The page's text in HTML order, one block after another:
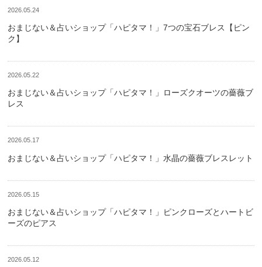
2026.05.24
おまじない＆占いショップ「ハピタマ！」7つの宝石ブレス【ピン
ク】
2026.05.22
おまじない＆占いショップ「ハピタマ！」ローズクオーツの薔薇ブ
レス
2026.05.17
おまじない＆占いショップ「ハピタマ！」水晶の薔薇ブレスレット
2026.05.15
おまじない＆占いショップ「ハピタマ！」ピンクローズとハートビ
ーズのピアス
2026.05.12